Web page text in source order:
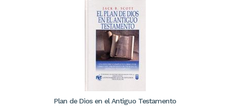
Plan de Dios en el Antiguo Testamento